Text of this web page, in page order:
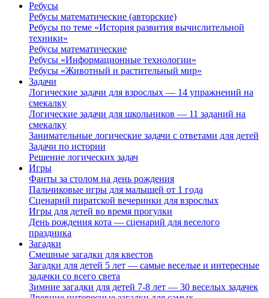
Ребусы
Ребусы математические (авторские)
Ребусы по теме «История развития вычислительной
техники»
Ребусы математические
Ребусы «Информационные технологии»
Ребусы «Животный и растительный мир»
Задачи
Логические задачи для взрослых — 14 упражнений на
смекалку
Логические задачи для школьников — 11 заданий на
смекалку
Занимательные логические задачи с ответами для детей
Задачи по истории
Решение логических задач
Игры
Фанты за столом на день рождения
Пальчиковые игры для малышей от 1 года
Сценарий пиратской вечеринки для взрослых
Игры для детей во время прогулки
День рождения кота — сценарий для веселого
праздника
Загадки
Смешные загадки для квестов
Загадки для детей 5 лет — самые веселые и интересные
задачки со всего света
Зимние загадки для детей 7-8 лет — 30 веселых задачек